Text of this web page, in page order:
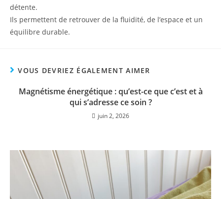
détente.
Ils permettent de retrouver de la fluidité, de l’espace et un
équilibre durable.
VOUS DEVRIEZ ÉGALEMENT AIMER
Magnétisme énergétique : qu’est-ce que c’est et à
qui s’adresse ce soin ?
juin 2, 2026